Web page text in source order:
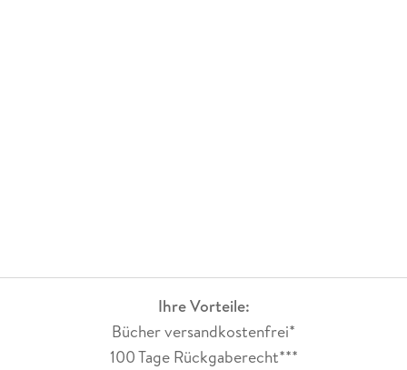
Ihre Vorteile:
Bücher versandkostenfrei*
100 Tage Rückgaberecht***